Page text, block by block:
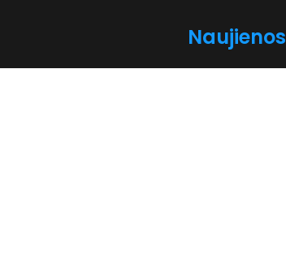
Naujienos